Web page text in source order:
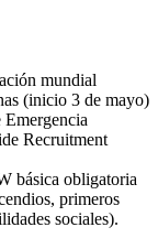
mundial
(inicio 3 de mayo)
Recruitment
básica obligatoria
primeros
sociales).